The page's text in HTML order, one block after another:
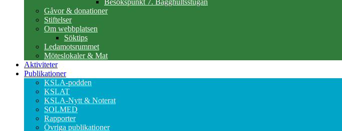
Besökspunkt 7. Bagghultsstugan
Gåvor & donationer
Stiftelser
Om webbplatsen
Söktips
Ledamotsrummet
Möteslokaler & Mat
Aktiviteter
Publikationer
KSLA-podden
KSLAT
KSLA-Nytt & Noterat
SOLMED
Rapporter
Övriga publikationer